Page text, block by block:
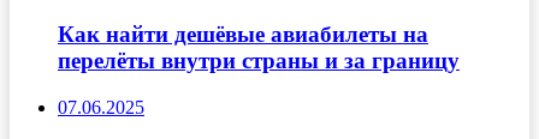
Как найти дешёвые авиабилеты на
перелёты внутри страны и за границу
07.06.2025